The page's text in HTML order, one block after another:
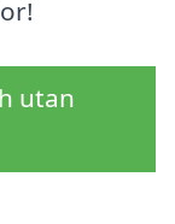
utan